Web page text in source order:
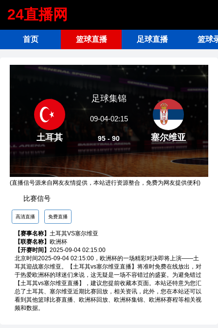
24直播网
首页 篮球直播 足球直播 篮球
土耳其
足球集锦
09-04-02:15
95 - 90 塞尔维亚
(直播信号源来自网友友情提供，本站进行资源整合，免费为网友提供便利)
比赛信号
高清直播 免费直播
【赛事名称】 土耳其VS塞尔维亚
【联赛名称】 欧洲杯
【开赛时间】 2025-09-04 02:15:00
北京时间2025-09-04 02:15:00，欧洲杯的一场精彩对决即将上演——土
耳其迎战塞尔维亚。【土耳其vs塞尔维亚直播】将准时免费在线放出，对
于热爱欧洲杯的球迷们来说，这无疑是一场不容错过的盛宴。为避免错过
【土耳其vs塞尔维亚直播】，建议您提前收藏本页面。本站还特意为您汇
总了土耳其、塞尔维亚近期比赛回放，相关资讯，此外，您在本站还可以
看到其他篮球比赛直播、欧洲杯回放、欧洲杯集锦、欧洲杯赛程等相关视
频和数据。